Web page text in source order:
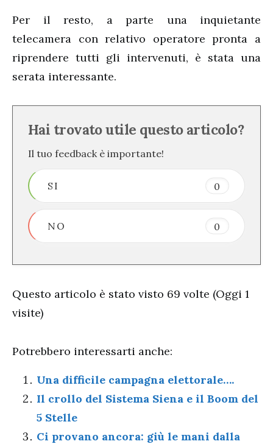
Per il resto, a parte una inquietante
telecamera con relativo operatore pronta a
riprendere tutti gli intervenuti, è stata una
serata interessante.
Hai trovato utile questo articolo?
Il tuo feedback è importante!
SI 0
NO 0
Questo articolo è stato visto 69 volte (Oggi 1
visite)
Potrebbero interessarti anche:
Una difficile campagna elettorale….
Il crollo del Sistema Siena e il Boom del
5 Stelle
Ci provano ancora: giù le mani dalla